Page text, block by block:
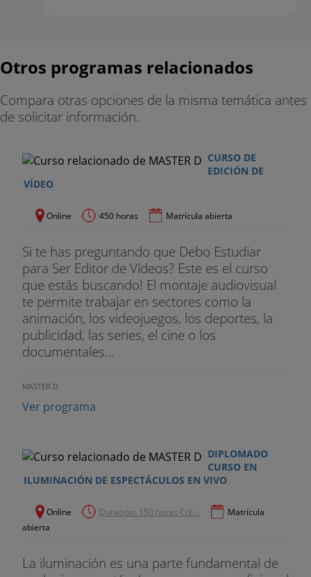
Otros programas relacionados
Compara otras opciones de la misma temática antes
de solicitar información.
CURSO DE
EDICIÓN DE
VÍDEO
Online 450 horas Matrícula abierta
Si te has preguntando que Debo Estudiar
para Ser Editor de Vídeos? Este es el curso
que estás buscando! El montaje audiovisual
te permite trabajar en sectores como la
animación, los videojuegos, los deportes, la
publicidad, las series, el cine o los
documentales...
MASTER D
Ver programa
DIPLOMADO
CURSO EN
ILUMINACIÓN DE ESPECTÁCULOS EN VIVO
Online Duración: 150 horas Cré...
Matrícula
abierta
La iluminación es una parte fundamental de